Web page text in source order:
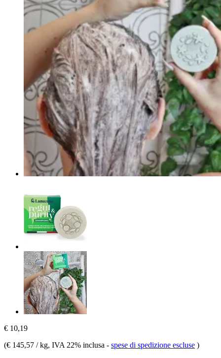
€ 10,19
(€ 145,57 / kg, IVA 22% inclusa - spese di spedizione escluse )